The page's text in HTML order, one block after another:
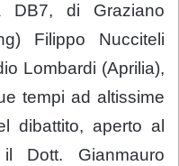
DB7, di Graziano
Filippo Nucciteli
Lombardi (Aprilia),
tempi ad altissime
dibattito, aperto al
Dott. Gianmauro